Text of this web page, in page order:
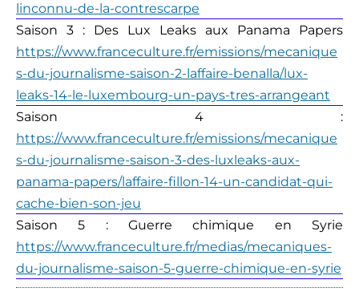
linconnu-de-la-contrescarpe
Saison 3 : Des Lux Leaks aux Panama Papers
https://www.franceculture.fr/emissions/mecanique
s-du-journalisme-saison-2-laffaire-benalla/lux-
leaks-14-le-luxembourg-un-pays-tres-arrangeant
Saison 4 :
https://www.franceculture.fr/emissions/mecanique
s-du-journalisme-saison-3-des-luxleaks-aux-
panama-papers/laffaire-fillon-14-un-candidat-qui-
cache-bien-son-jeu
Saison 5 :Guerre chimique en Syrie
https://www.franceculture.fr/medias/mecaniques-
du-journalisme-saison-5-guerre-chimique-en-syrie